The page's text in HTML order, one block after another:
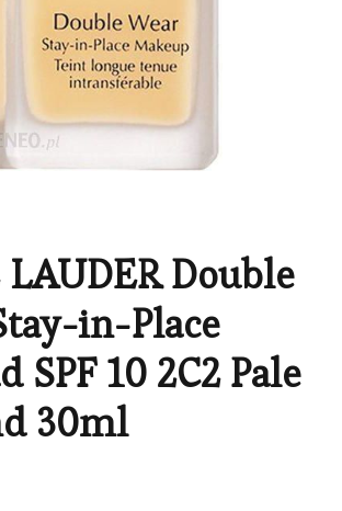
LAUDER Double
in-Place
SPF 10 2C2 Pale
30ml